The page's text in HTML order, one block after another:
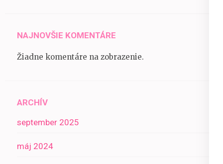
NAJNOVŠIE KOMENTÁRE
Žiadne komentáre na zobrazenie.
ARCHÍV
september 2025
máj 2024